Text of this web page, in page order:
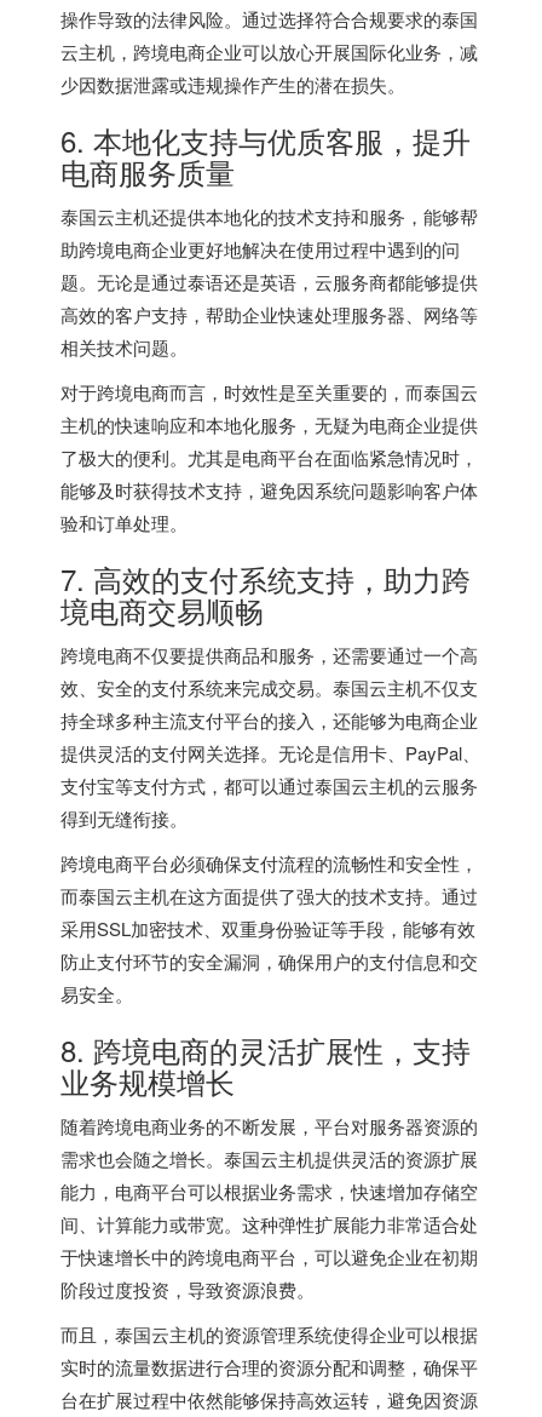
操作导致的法律风险。通过选择符合合规要求的泰国
云主机，跨境电商企业可以放心开展国际化业务，减
少因数据泄露或违规操作产生的潜在损失。
6. 本地化支持与优质客服，提升
电商服务质量
泰国云主机还提供本地化的技术支持和服务，能够帮
助跨境电商企业更好地解决在使用过程中遇到的问
题。无论是通过泰语还是英语，云服务商都能够提供
高效的客户支持，帮助企业快速处理服务器、网络等
相关技术问题。
对于跨境电商而言，时效性是至关重要的，而泰国云
主机的快速响应和本地化服务，无疑为电商企业提供
了极大的便利。尤其是电商平台在面临紧急情况时，
能够及时获得技术支持，避免因系统问题影响客户体
验和订单处理。
7. 高效的支付系统支持，助力跨
境电商交易顺畅
跨境电商不仅要提供商品和服务，还需要通过一个高
效、安全的支付系统来完成交易。泰国云主机不仅支
持全球多种主流支付平台的接入，还能够为电商企业
提供灵活的支付网关选择。无论是信用卡、PayPal、
支付宝等支付方式，都可以通过泰国云主机的云服务
得到无缝衔接。
跨境电商平台必须确保支付流程的流畅性和安全性，
而泰国云主机在这方面提供了强大的技术支持。通过
采用SSL加密技术、双重身份验证等手段，能够有效
防止支付环节的安全漏洞，确保用户的支付信息和交
易安全。
8. 跨境电商的灵活扩展性，支持
业务规模增长
随着跨境电商业务的不断发展，平台对服务器资源的
需求也会随之增长。泰国云主机提供灵活的资源扩展
能力，电商平台可以根据业务需求，快速增加存储空
间、计算能力或带宽。这种弹性扩展能力非常适合处
于快速增长中的跨境电商平台，可以避免企业在初期
阶段过度投资，导致资源浪费。
而且， 泰国云主机的资源管理系统使得企业可以根据
实时的流量数据进行合理的资源分配和调整，确保平
台在扩展过程中依然能够保持高效运转，避免因资源